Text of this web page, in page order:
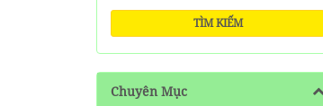
TÌM KIẾM
Chuyên Mục